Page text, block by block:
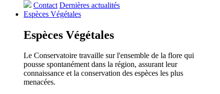
Contact Dernières actualités
Espèces Végétales
Espèces Végétales
Le Conservatoire travaille sur l'ensemble de la flore qui
pousse spontanément dans la région, assurant leur
connaissance et la conservation des espèces les plus
menacées.